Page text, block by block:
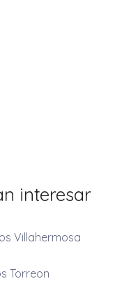
interesar
Villahermosa
Torreon